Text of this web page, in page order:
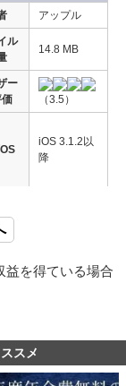
アップル
ル
14.8 MB
ー
（3.5）
iOS 3.1.2以
降
益を得ている場合
スメ